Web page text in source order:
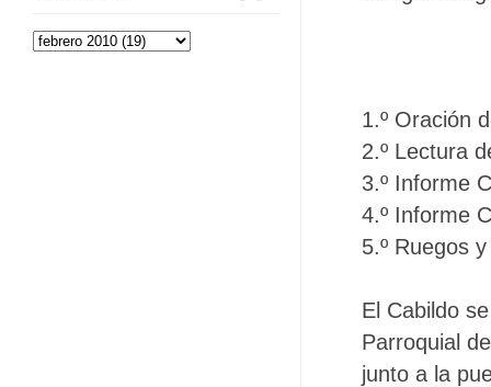
1.º Oración
2.º Lectura
3.º Informe
4.º Informe
5.º Ruegos
El Cabildo
Parroquial
junto a la